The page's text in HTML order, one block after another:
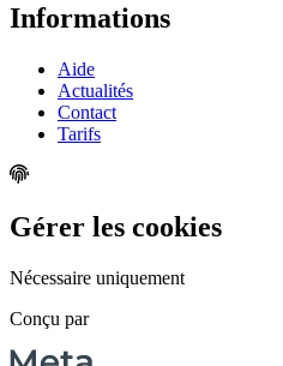
Informations
Aide
Actualités
Contact
Tarifs
Gérer les cookies
Nécessaire uniquement
Conçu par